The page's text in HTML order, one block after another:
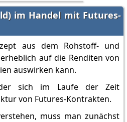
im Handel mit Futures-
aus dem Rohstoff- und
auf die Renditen von
auswirken kann.
sich im Laufe der Zeit
von Futures-Kontrakten.
muss man zunächst